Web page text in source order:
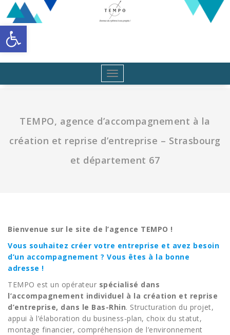
Ouvrir la barre d’outils
Aller
au
contenu
Toggle
navigation
TEMPO, agence d’accompagnement à la
création et reprise d’entreprise – Strasbourg
et département 67
Bienvenue sur le site de l’agence TEMPO !
Vous souhaitez créer votre entreprise et avez besoin
d’un accompagnement ? Vous êtes à la bonne
adresse !
TEMPO est un opérateur spécialisé dans
l’accompagnement individuel à la création et reprise
d’entreprise, dans le Bas-Rhin. Structuration du projet,
appui à l’élaboration du business-plan, choix du statut,
montage financier, compréhension de l’environnement